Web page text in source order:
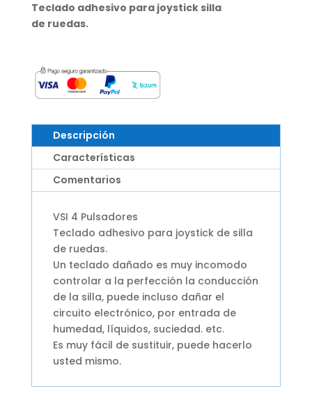
Teclado adhesivo para joystick silla
de ruedas.
Descripción
Características
Comentarios
VSI 4 Pulsadores
Teclado adhesivo para joystick de silla
de ruedas.
Un teclado dañado es muy incomodo
controlar a la perfección la conducción
de la silla, puede incluso dañar el
circuito electrónico, por entrada de
humedad, líquidos, suciedad. etc.
Es muy fácil de sustituir, puede hacerlo
usted mismo.